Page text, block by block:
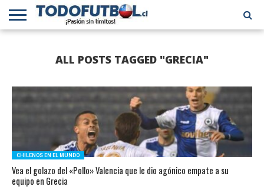
CHILENA
INTERNACIONAL
ALL POSTS TAGGED "GRECIA"
CHILENOS EN EL MUNDO
Vea el golazo del «Pollo» Valencia que le dio agónico empate a su
equipo en Grecia